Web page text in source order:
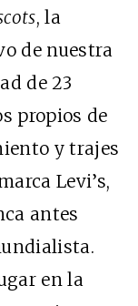
, la
de nuestra
de 23
propios de
y trajes
Levi’s,
antes
en la